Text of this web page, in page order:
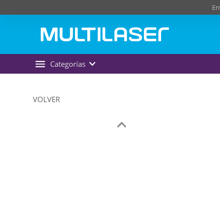
Categorías
VOLVER